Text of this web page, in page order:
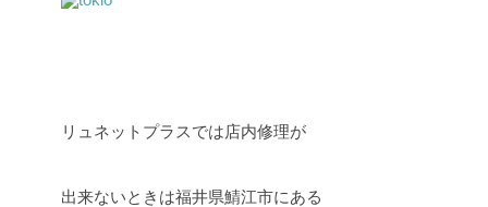
リュネットプラスでは店内修理が
出来ないときは福井県鯖江市にある